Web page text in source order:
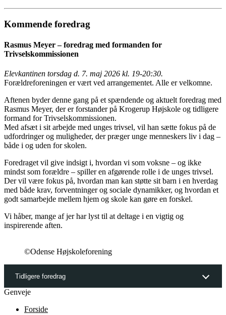
Kommende foredrag
Rasmus Meyer – foredrag med formanden for
Trivselskommissionen
Elevkantinen torsdag d. 7. maj 2026 kl. 19-20:30.
Forældreforeningen er vært ved arrangementet. Alle er velkomne.
Aftenen byder denne gang på et spændende og aktuelt foredrag med
Rasmus Meyer, der er forstander på Krogerup Højskole og tidligere
formand for Trivselskommissionen.
Med afsæt i sit arbejde med unges trivsel, vil han sætte fokus på de
udfordringer og muligheder, der præger unge menneskers liv i dag –
både i og uden for skolen.
Foredraget vil give indsigt i, hvordan vi som voksne – og ikke
mindst som forældre – spiller en afgørende rolle i de unges trivsel.
Der vil være fokus på, hvordan man kan støtte sit barn i en hverdag
med både krav, forventninger og sociale dynamikker, og hvordan et
godt samarbejde mellem hjem og skole kan gøre en forskel.
Vi håber, mange af jer har lyst til at deltage i en vigtig og
inspirerende aften.
©Odense Højskoleforening
Tidligere foredrag
Genveje
Forside